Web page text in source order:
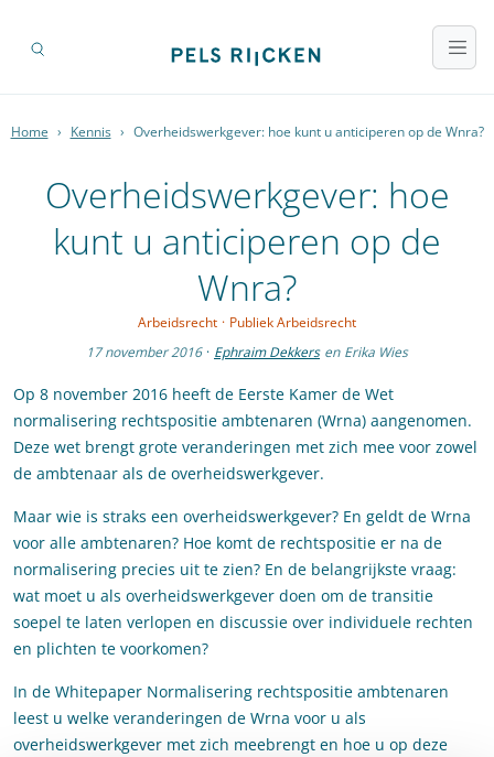
Home › Kennis › Overheidswerkgever: hoe kunt u anticiperen op de Wnra?
Overheidswerkgever: hoe
kunt u anticiperen op de
Wnra?
Arbeidsrecht · Publiek Arbeidsrecht
17 november 2016 · Ephraim Dekkers en Erika Wies
Op 8 november 2016 heeft de Eerste Kamer de Wet
normalisering rechtspositie ambtenaren (Wrna) aangenomen.
Deze wet brengt grote veranderingen met zich mee voor zowel
de ambtenaar als de overheidswerkgever.
Maar wie is straks een overheidswerkgever? En geldt de Wrna
voor alle ambtenaren? Hoe komt de rechtspositie er na de
normalisering precies uit te zien? En de belangrijkste vraag:
wat moet u als overheidswerkgever doen om de transitie
soepel te laten verlopen en discussie over individuele rechten
en plichten te voorkomen?
In de Whitepaper Normalisering rechtspositie ambtenaren
leest u welke veranderingen de Wrna voor u als
overheidswerkgever met zich meebrengt en hoe u op deze